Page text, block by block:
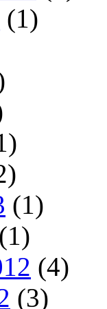
(1)
(1)
(1)
(4)
(3)